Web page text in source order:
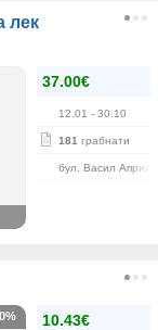
лек
37.00€
12.01 - 30.10
181 грабнати
бул. Васил
10.43€